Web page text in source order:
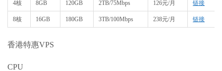
4核 8GB 120GB 2TB/75Mbps 126元/月 链接
8核 16GB 180GB 3TB/100Mbps 238元/月 链接
香港特惠VPS
CPU